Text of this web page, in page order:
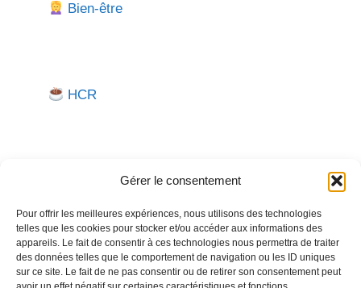
Gérer le consentement
Pour offrir les meilleures expériences, nous utilisons des technologies
telles que les cookies pour stocker et/ou accéder aux informations des
appareils. Le fait de consentir à ces technologies nous permettra de traiter
des données telles que le comportement de navigation ou les ID uniques
sur ce site. Le fait de ne pas consentir ou de retirer son consentement peut
Bien-être
HCR
Besoin d'aide pour créer ou gérer votre entreprise ?
Un expert vous répond.